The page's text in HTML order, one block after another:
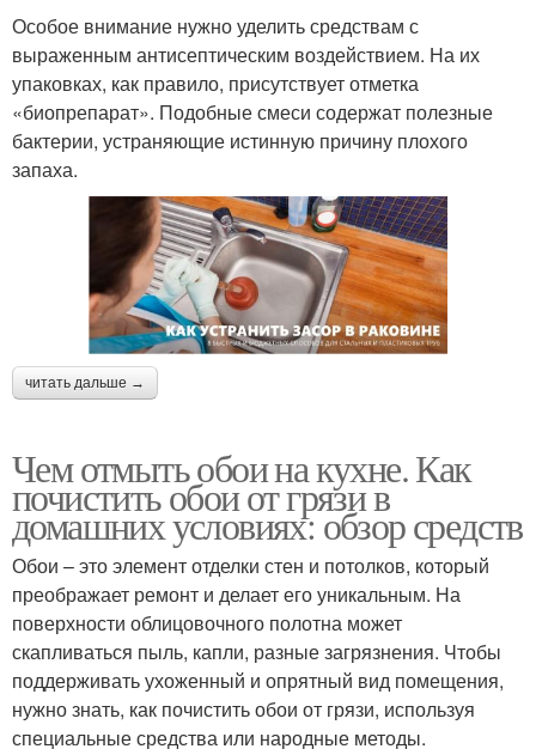
Особое внимание нужно уделить средствам с
выраженным антисептическим воздействием. На их
упаковках, как правило, присутствует отметка
«биопрепарат». Подобные смеси содержат полезные
бактерии, устраняющие истинную причину плохого
запаха.
читать дальше →
Чем отмыть обои на кухне. Как
почистить обои от грязи в
домашних условиях: обзор средств
Обои – это элемент отделки стен и потолков, который
преображает ремонт и делает его уникальным. На
поверхности облицовочного полотна может
скапливаться пыль, капли, разные загрязнения. Чтобы
поддерживать ухоженный и опрятный вид помещения,
нужно знать, как почистить обои от грязи, используя
специальные средства или народные методы.